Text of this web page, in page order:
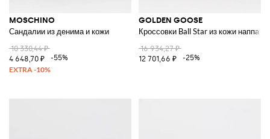
MOSCHINO
Сандалии из денима и кожи
10 330,44 ₽
4 648,70 ₽
-55%
GOLDEN GOOSE
Кроссовки Ball Star из кожи наппа
16 934,27 ₽
12 701,66 ₽
-25%